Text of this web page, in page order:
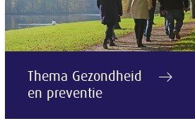
Thema Gezondheid
en preventie